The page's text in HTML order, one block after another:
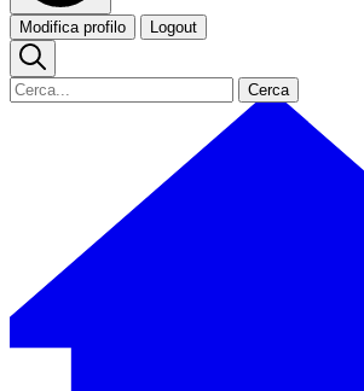
Modifica profilo Logout
Cerca